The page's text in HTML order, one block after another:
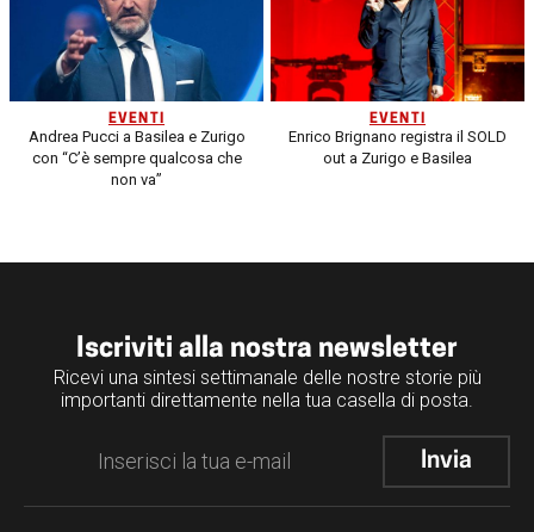
EVENTI
Andrea Pucci a Basilea e Zurigo
con “C’è sempre qualcosa che
non va”
EVENTI
Enrico Brignano registra il SOLD
out a Zurigo e Basilea
Iscriviti alla nostra newsletter
Ricevi una sintesi settimanale delle nostre storie più
importanti direttamente nella tua casella di posta.